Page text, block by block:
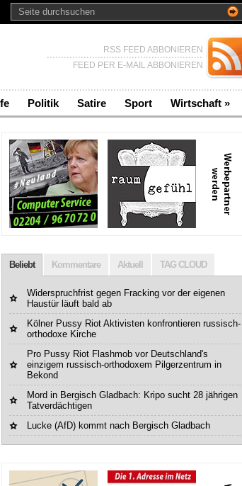
RSS FEED ABBONIEREN
FEED PER E-MAIL ABBONIEREN
Politik Satire Sport Wirtschaft »
Beliebt Kommentare Aktuell TAG CLOUD
Widerspruchfrist gegen Fracking vor der eigenen
Haustür läuft bald ab
Kölner Pussy Riot Aktivisten konfrontieren russisch-
orthodoxe Kirche
Pro Pussy Riot Flashmob vor Deutschland's
einzigem russisch-orthodoxem Pilgerzentrum in
Bekond
Mord in Bergisch Gladbach: Kripo sucht 28 jährigen
Tatverdächtigen
Lucke (AfD) kommt nach Bergisch Gladbach